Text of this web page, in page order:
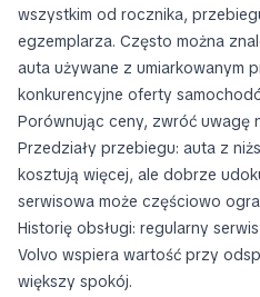
wszystkim od rocznika,
egzemplarza. Często można
auta używane z umiarkowanym
konkurencyjne oferty
Porównując ceny, zwróć uwagę
Przedziały przebiegu: auta z
kosztują więcej, ale dobrze
serwisowa może częściowo
Historię obsługi: regularny
Volvo wspiera wartość przy
większy spokój.